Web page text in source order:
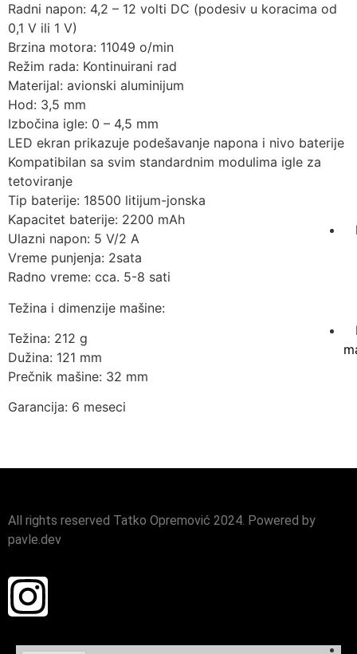
Radni napon: 4,2 – 12 volti DC (podesiv u koracima od
0,1 V ili 1 V)
Brzina motora: 11049 o/min
Režim rada: Kontinuirani rad
Materijal: avionski aluminijum
Hod: 3,5 mm
Izbočina igle: 0 – 4,5 mm
LED ekran prikazuje podešavanje napona i nivo baterije
Kompatibilan sa svim standardnim modulima igle za
tetoviranje
Tip baterije: 18500 litijum-jonska
Kapacitet baterije: 2200 mAh
Ulazni napon: 5 V/2 A
Vreme punjenja: 2sata
Radno vreme: cca. 5-8 sati
Težina i dimenzije mašine:
Težina: 212 g
Dužina: 121 mm
Prečnik mašine: 32 mm
Garancija: 6 meseci
All rights reserved Tatko Opremović 2024. Powered by
pavle.dev